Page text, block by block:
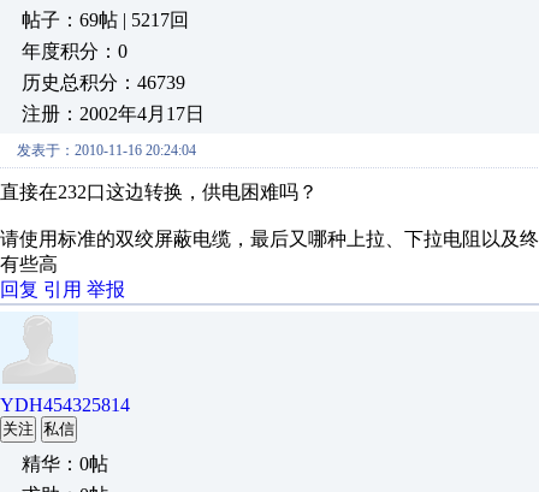
帖子：69帖 | 5217回
年度积分：0
历史总积分：46739
注册：2002年4月17日
发表于：2010-11-16 20:24:04
直接在232口这边转换，供电困难吗？
请使用标准的双绞屏蔽电缆，最后又哪种上拉、下拉电阻以及
有些高
回复 引用 举报
YDH454325814
关注 私信
精华：0帖